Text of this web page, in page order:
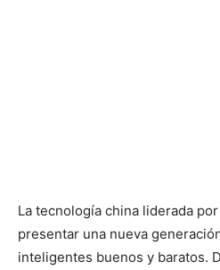
La tecnología china liderada
presentar una nueva
inteligentes buenos y baratos.